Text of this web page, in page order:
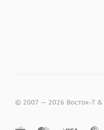
© 2007 — 2026 Восток-7 &